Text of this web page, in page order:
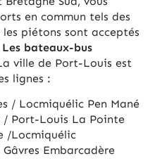
en commun tels des
les piétons sont acceptés
Les bateaux-bus
ville de Port-Louis est
lignes :
/ Locmiquélic Pen Mané
Port-Louis La Pointe
/Locmiquélic
Embarcadère